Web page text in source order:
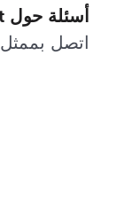
أسئلة حول Access It! أو كيفية الترقية إلى الإصدار 12.1.0؟
اتصل بممثل Acre الخاص بك أو